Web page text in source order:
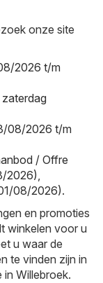
onze site
2026 t/m
08/2026 t/m
/ Offre
2026),
08/2026).
en promoties
winkelen voor u
u waar de
te vinden zijn in
Willebroek.